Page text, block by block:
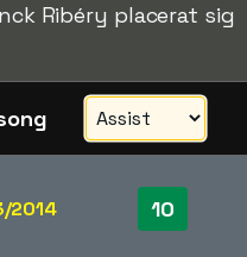
Ribéry placerat sig
2014 10